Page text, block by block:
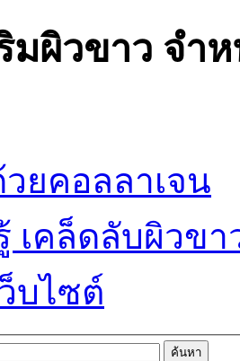
มผิวขาว จำห
ยคอลลาเจน
เคล็ดลับผิวขา
บไซต์
ค้นหา